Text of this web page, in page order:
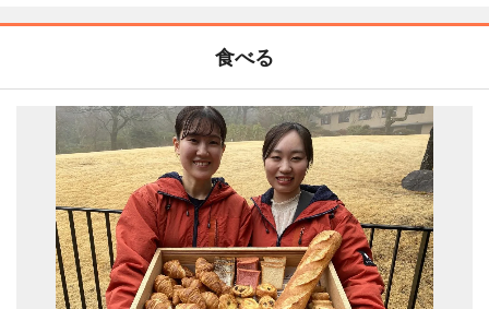
食べる